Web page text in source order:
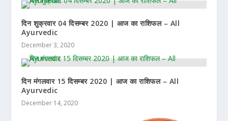
दिन शुक्रवार 04 दिसम्बर 2020 | आज का राशिफल – All
Ayurvedic
December 3, 2020
दिन मंगलवार 15 दिसम्बर 2020 | आज का राशिफल – All
Ayurvedic
December 14, 2020